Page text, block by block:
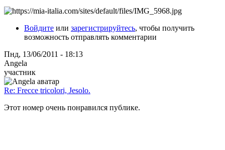
Войдите или зарегистрируйтесь, чтобы получить
возможность отправлять комментарии
Пнд, 13/06/2011 - 18:13
Angela
участник
Re: Frecce tricolori, Jesolo.
Этот номер очень понравился публике.